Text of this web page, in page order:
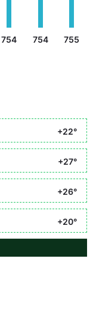
754 754 755
+22°
+27°
+26°
+20°